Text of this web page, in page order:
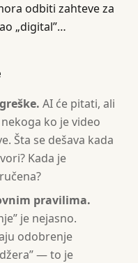
requirements with
with field
protocols,
FR to a testable
document.]
odbiti zahteve za
„digital”…
AI će pitati, ali
ko je video
Šta se dešava kada
Kada je
pravilima.
je nejasno.
odobrenje
— to je